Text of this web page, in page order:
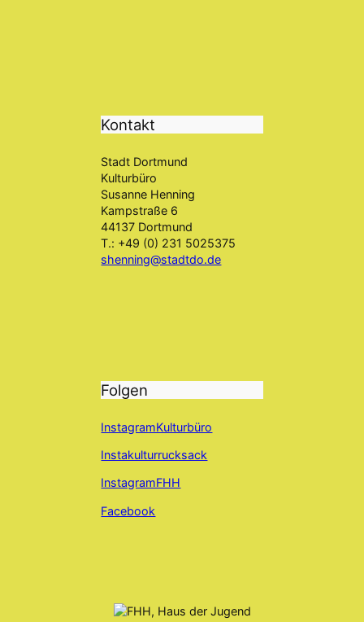
Kontakt
Stadt Dortmund
Kulturbüro
Susanne Henning
Kampstraße 6
44137 Dortmund
T.: +49 (0) 231 5025375
shenning@stadtdo.de
Folgen
InstagramKulturbüro
Instakulturrucksack
InstagramFHH
Facebook